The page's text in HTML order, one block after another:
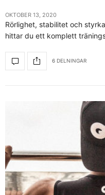
OKTOBER 13, 2020
Rörlighet, stabilitet och
hittar du ett komplett
6 DELNINGAR